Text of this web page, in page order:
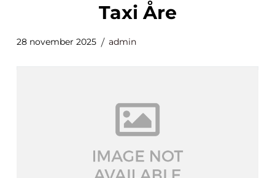
Taxi Åre
28 november 2025 admin